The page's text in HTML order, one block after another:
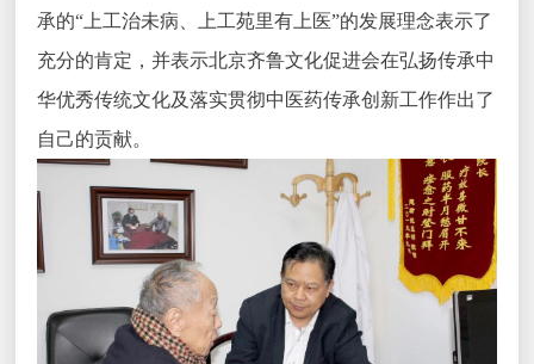
承的“上工治未病、上工苑里有上医”的发展理念表示了
充分的肯定，并表示北京齐鲁文化促进会在弘扬传承中
华优秀传统文化及落实贯彻中医药传承创新工作作出了
自己的贡献。